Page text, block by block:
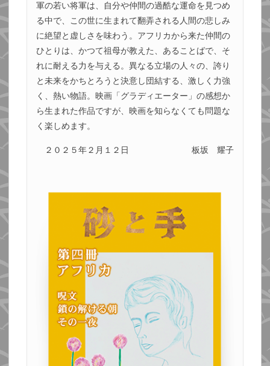
軍の若い将軍は、自分や仲間の過酷な運命を見つめ
る中で、この世に生まれて翻弄される人間の悲しみ
に絶望と虚しさを味わう。アフリカから来た仲間の
ひとりは、かつて祖母が教えた、あることばで、そ
れに耐える力を与える。異なる立場の人々の、誇り
と未来をかちとろうと決意し団結する、激しく力強
く、熱い物語。映画「グラディエーター」の感想か
ら生まれた作品ですが、映画を知らなくても問題な
く楽しめます。
２０２５年２月１２日 板坂 耀子